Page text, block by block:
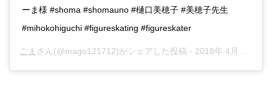
ーま様 #shoma #shomauno #樋口美穂子 #美穂子先生
#mihokohiguchi #figureskating #figureskater
ごま さん(@mago121712)がシェアした投稿 - 2018年 4月月24日午前3時02分PDT